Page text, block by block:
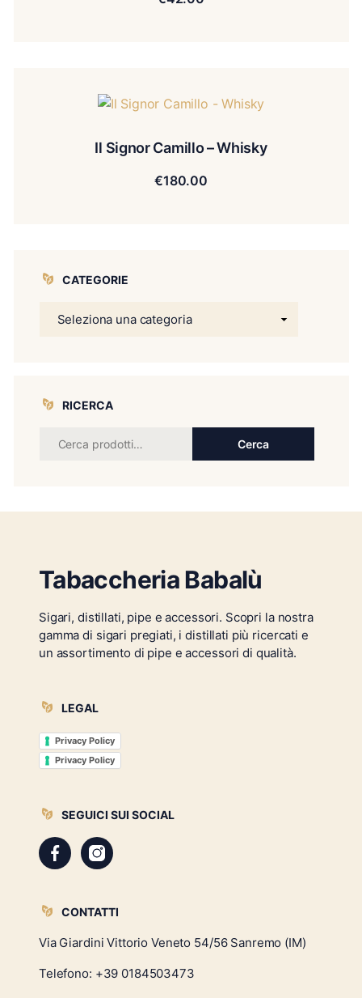
Il Signor Camillo – Whisky
€180.00
CATEGORIE
RICERCA
Cerca
Tabaccheria Babalù
Sigari, distillati, pipe e accessori. Scopri la nostra
gamma di sigari pregiati, i distillati più ricercati e
un assortimento di pipe e accessori di qualità.
LEGAL
Privacy Policy
Privacy Policy
SEGUICI SUI SOCIAL
CONTATTI
Via Giardini Vittorio Veneto 54/56 Sanremo (IM)
Telefono: +39 0184503473